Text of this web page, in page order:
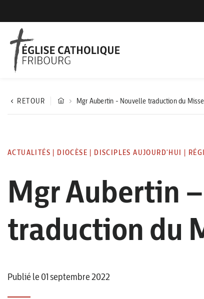
RETOUR Mgr Aubertin - Nouvelle traduction du
ACTUALITÉS | DIOCÈSE | DISCIPLES AUJOURD'HUI |
Mgr Aubertin
traduction du
Publié le 01 septembre 2022